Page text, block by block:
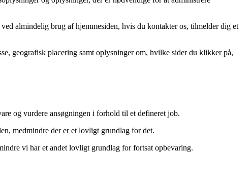
almindelig brug af hjemmesiden, hvis du kontakter os, tilmelder dig et
geografisk placering samt oplysninger om, hvilke sider du klikker på,
og vurdere ansøgningen i forhold til et defineret job.
medmindre der er et lovligt grundlag for det.
vi har et andet lovligt grundlag for fortsat opbevaring.